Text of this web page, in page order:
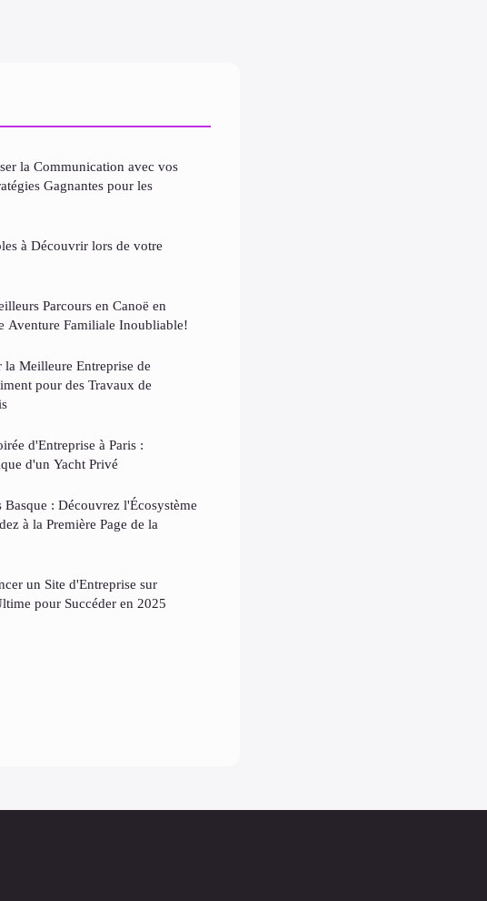
la Communication avec vos
Gagnantes pour les
à Découvrir lors de votre
Parcours en Canoë en
Aventure Familiale Inoubliable!
Meilleure Entreprise de
pour des Travaux de
d'Entreprise à Paris :
d'un Yacht Privé
Basque : Découvrez l'Écosystème
à la Première Page de la
un Site d'Entreprise sur
pour Succéder en 2025